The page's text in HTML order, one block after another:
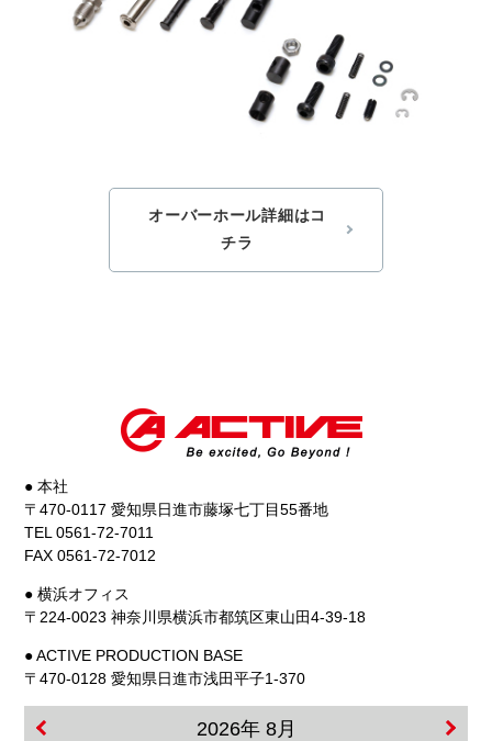
オーバーホール詳細はコ
チラ
● 本社
〒470-0117 愛知県日進市藤塚七丁目55番地
TEL 0561-72-7011
FAX 0561-72-7012
● 横浜オフィス
〒224-0023 神奈川県横浜市都筑区東山田4-39-18
● ACTIVE PRODUCTION BASE
〒470-0128 愛知県日進市浅田平子1-370
2026年 8月